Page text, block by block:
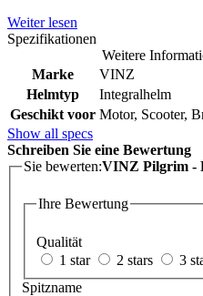
Weiter lesen
Spezifikationen
Weitere
Marke
VINZ
Helmtyp
Integralhelm
Geschikt voor Motor, Scooter,
Show all specs
Schreiben Sie eine Bewertung
Sie bewerten:VINZ Pilgrim -
Ihre Bewertung
Qualität
1 star
2 stars 3
Spitzname